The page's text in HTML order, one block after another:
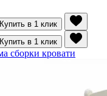
Купить в 1 клик
Купить в 1 клик